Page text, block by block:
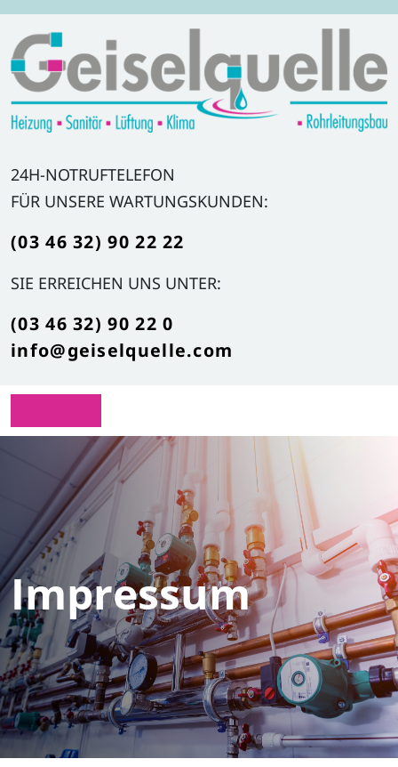
Weiter zum Inhalt
24H-NOTRUFTELEFON
FÜR UNSERE WARTUNGSKUNDEN:
(03 46 32) 90 22 22
SIE ERREICHEN UNS UNTER:
(03 46 32) 90 22 0
info@geiselquelle.com
Impressum